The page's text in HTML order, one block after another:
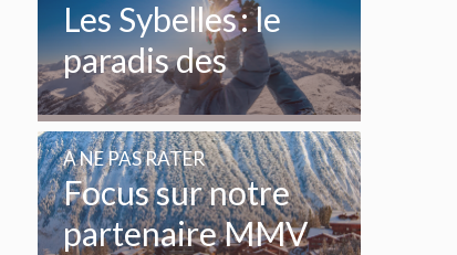
Les Sybelles : le
paradis des
enfants et des
amoureux de la
glisse
Focus sur notre
partenaire MMV
A NE PAS RATER